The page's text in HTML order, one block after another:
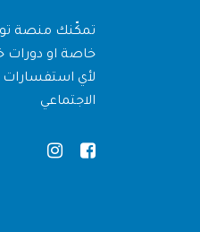
تمكّنك منصة
خاصة او دورات
لأي استفسارات
الاجتماعي